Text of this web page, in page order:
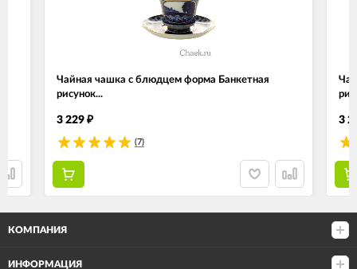
Чайная чашка с блюдцем форма Банкетная
рисунок...
3 229 ₽
(7)
3
КОМПАНИЯ
ИНФОРМАЦИЯ